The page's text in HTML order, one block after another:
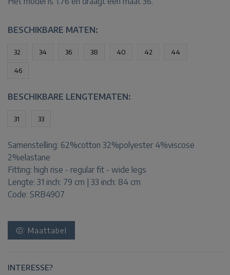
BESCHIKBARE MATEN:
32 34 36 38 40 42 44
46
BESCHIKBARE LENGTEMATEN:
31 33
Samenstelling: 62%cotton 32%polyester 4%viscose
2%elastane
Fitting: high rise - regular fit - wide legs
Lengte: 31 inch: 79 cm | 33 inch: 84 cm
Code: SRB4907
Maattabel
INTERESSE?